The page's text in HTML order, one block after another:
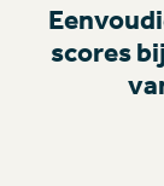
scores